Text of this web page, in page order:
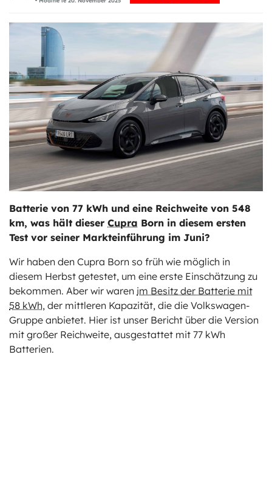
Batterie von 77 kWh und eine Reichweite von 548
km, was hält dieser Cupra Born in diesem ersten
Test vor seiner Markteinführung im Juni?
Wir haben den Cupra Born so früh wie möglich in
diesem Herbst getestet, um eine erste Einschätzung zu
bekommen. Aber wir waren im Besitz der Batterie mit
58 kWh, der mittleren Kapazität, die die Volkswagen-
Gruppe anbietet. Hier ist unser Bericht über die Version
mit großer Reichweite, ausgestattet mit 77 kWh
Batterien.